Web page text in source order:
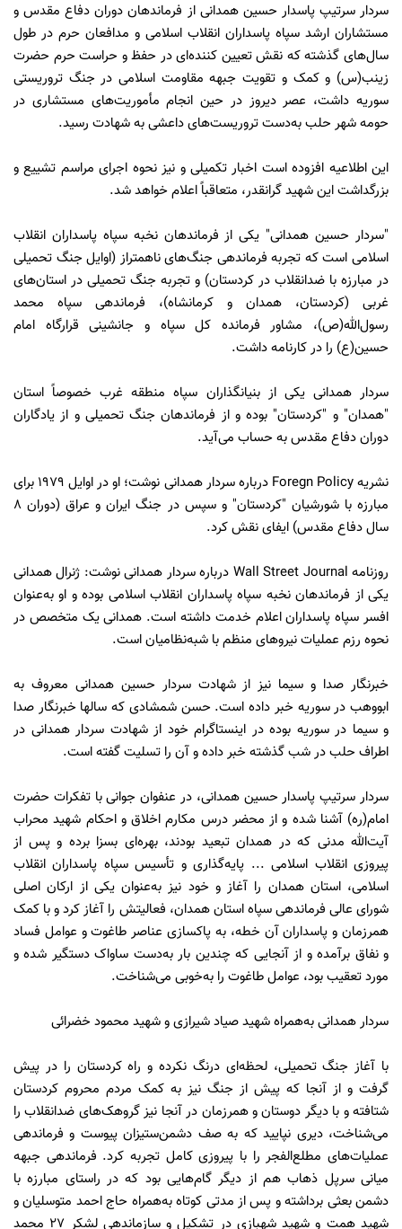
سردار سرتیپ پاسدار حسین همدانی از فرماندهان دوران دفاع مقدس و
مستشاران ارشد سپاه پاسداران انقلاب اسلامی و مدافعان حرم در طول
سال‌های گذشته که نقش تعیین کننده‌ای در حفظ و حراست حرم حضرت
زینب(س) و کمک و تقویت جبهه مقاومت اسلامی در جنگ تروریستی
سوریه داشت، عصر دیروز در حین انجام مأموریت‌های مستشاری در
حومه شهر حلب به‌دست تروریست‌های داعشی به شهادت رسید.
این اطلاعیه افزوده است اخبار تکمیلی و نیز نحوه اجرای مراسم تشییع و
بزرگداشت این شهید گرانقدر، متعاقباً اعلام خواهد شد.
"سردار حسین همدانی" یکی از فرماندهان نخبه سپاه پاسداران انقلاب
اسلامی است که تجربه فرماندهی جنگ‌های ناهمتراز (اوایل جنگ تحمیلی
در مبارزه با ضدانقلاب در کردستان) و تجربه جنگ تحمیلی در استان‌های
غربی (کردستان، همدان و کرمانشاه)، فرماندهی سپاه محمد
رسول‌الله(ص)، مشاور فرمانده کل سپاه و جانشینی قرارگاه امام
حسین(ع) را در کارنامه داشت.
سردار همدانی یکی از بنیانگذاران سپاه منطقه غرب خصوصاً استان
"همدان" و "کردستان" بوده و از فرماندهان جنگ تحمیلی و از یادگاران
دوران دفاع مقدس به حساب می‌آید.
نشریه Foregn Policy درباره سردار همدانی نوشت؛ او در اوایل ۱۹۷۹ برای
مبارزه با شورشیان "کردستان" و سپس در جنگ ایران و عراق (دوران ۸
سال دفاع مقدس) ایفای نقش کرد.
روزنامه Wall Street Journal درباره سردار همدانی نوشت: ژنرال همدانی
یکی از فرماندهان نخبه سپاه پاسداران انقلاب اسلامی بوده و او به‌عنوان
افسر سپاه پاسداران اعلام خدمت داشته است. همدانی یک متخصص در
نحوه رزم عملیات نیروهای منظم با شبه‌نظامیان است.
خبرنگار صدا و سیما نیز از شهادت سردار حسین همدانی معروف به
ابووهب در سوریه خبر داده است. حسن شمشادی که سالها خبرنگار صدا
و سیما در سوریه بوده در اینستاگرام خود از شهادت سردار همدانی در
اطراف حلب در شب گذشته خبر داده و آن را تسلیت گفته است.
سردار سرتیپ پاسدار حسین همدانی، در عنفوان جوانی با تفکرات حضرت
امام(ره) آشنا شده و از محضر درس مکارم اخلاق و احکام شهید محراب
آیت‌الله مدنی که در همدان تبعید بودند، بهره‌ای بسزا برده و پس از
پیروزی انقلاب اسلامی ... پایه‌گذاری و تأسیس سپاه پاسداران انقلاب
اسلامی، استان همدان را آغاز و خود نیز به‌عنوان یکی از ارکان اصلی
شورای عالی فرماندهی سپاه استان همدان، فعالیتش را آغاز کرد و با کمک
همرزمان و پاسداران آن خطه، به پاکسازی عناصر طاغوت و عوامل فساد
و نفاق برآمده و از آنجایی که چندین بار به‌دست ساواک دستگیر شده و
مورد تعقیب بود، عوامل طاغوت را به‌خوبی می‌شناخت.
سردار همدانی به‌همراه شهید صیاد شیرازی و شهید محمود خضرائی
با آغاز جنگ تحمیلی، لحظه‌‌ای درنگ نکرده و راه کردستان را در پیش
گرفت و از آنجا که پیش از جنگ نیز به کمک مردم محروم کردستان
شتافته و با دیگر دوستان و همرزمان در آنجا نیز گروهک‌های ضدانقلاب را
می‌شناخت، دیری نپایید که به صف دشمن‌ستیزان پیوست و فرماندهی
عملیات‌های مطلع‌الفجر را با پیروزی کامل تجربه کرد. فرماندهی جبهه
میانی سرپل ذهاب هم از دیگر گام‌‌هایی بود که در راستای مبارزه با
دشمن بعثی برداشته و پس از مدتی کوتاه به‌همراه حاج احمد متوسلیان و
شهید همت و شهید شهبازی در تشکیل و سازماندهی لشکر ۲۷ محمد